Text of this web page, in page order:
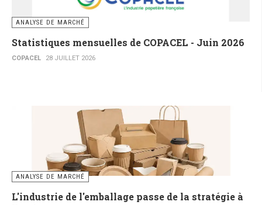
ANALYSE DE MARCHÉ
Statistiques mensuelles de COPACEL - Juin 2026
COPACEL 28 JUILLET 2026
ANALYSE DE MARCHÉ
L'industrie de l'emballage passe de la stratégie à